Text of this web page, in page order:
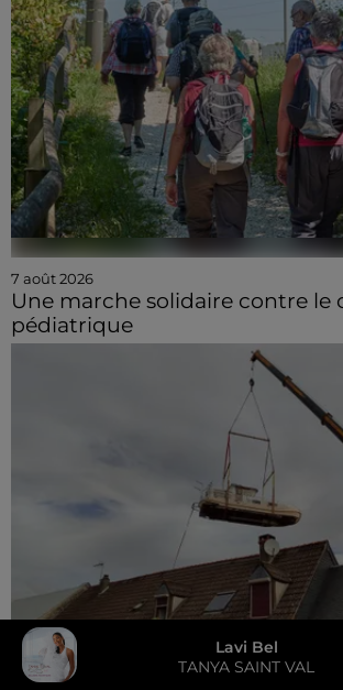
Lavi Bel
TANYA SAINT VAL
7 août 2026
Une marche solidaire contre le
pédiatrique